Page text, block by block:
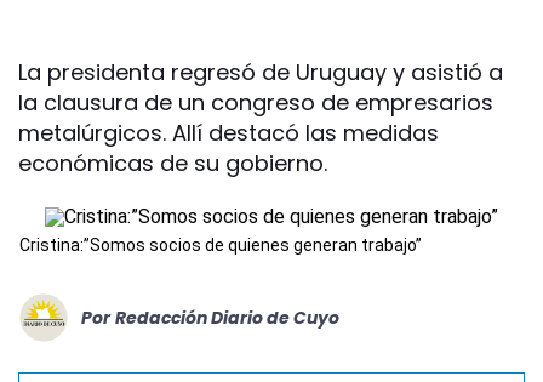
La presidenta regresó de Uruguay y asistió a
la clausura de un congreso de empresarios
metalúrgicos. Allí destacó las medidas
económicas de su gobierno.
Cristina:”Somos socios de quienes generan trabajo”
Por Redacción Diario de Cuyo